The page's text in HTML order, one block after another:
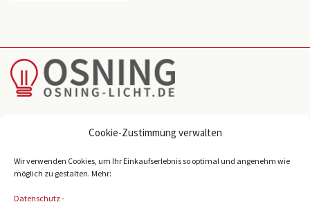
Cookie-Zustimmung verwalten
Wir verwenden Cookies, um Ihr Einkaufserlebnis so optimal und angenehm wie
möglich zu gestalten. Mehr:
Datenschutz-
Reichenberger Str. 39
info@osning-licht.de
+49 521 38980